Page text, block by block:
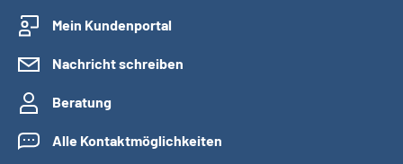
Mein Kundenportal
Nachricht schreiben
Beratung
Alle Kontaktmöglichkeiten